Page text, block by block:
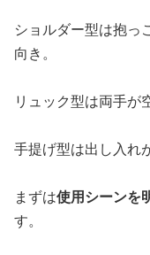
ショルダー型は抱っ
向き。
リュック型は両手が
手提げ型は出し入れ
まずは使用シーンを
す。